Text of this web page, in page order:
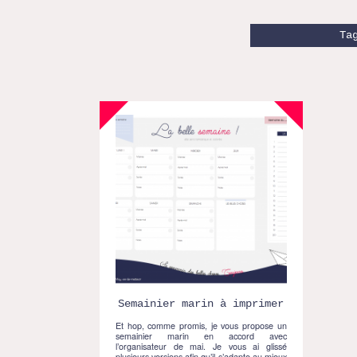
Semainier marin à imprimer
Et hop, comme promis, je vous propose un
semainier marin en accord avec
l’organisateur de mai. Je vous ai glissé